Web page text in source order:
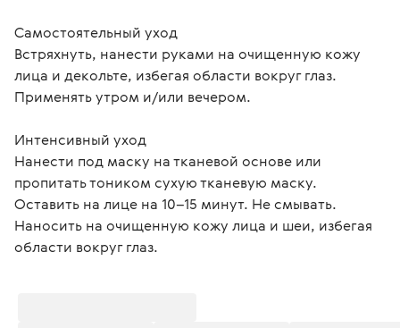
Самостоятельный уход
Встряхнуть, нанести руками на очищенную кожу
лица и декольте, избегая области вокруг глаз.
Применять утром и/или вечером.
Интенсивный уход
Нанести под маску на тканевой основе или
пропитать тоником сухую тканевую маску.
Оставить на лице на 10–15 минут. Не смывать.
Наносить на очищенную кожу лица и шеи, избегая
области вокруг глаз.